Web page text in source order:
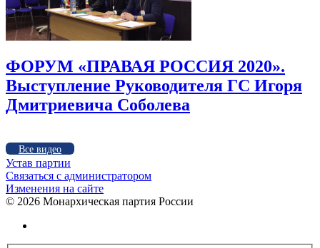
ФОРУМ «ПРАВАЯ РОССИЯ 2020».
Выступление Руководителя ГС Игоря
Дмитриевича Соболева
Все видео
Устав партии
Связаться с администратором
Изменения на сайте
© 2026 Монархическая партия России